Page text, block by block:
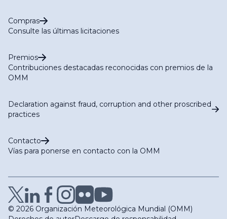
Compras
Consulte las últimas licitaciones
Premios
Contribuciones destacadas reconocidas con premios de la
OMM
Declaration against fraud, corruption and other proscribed
practices
Contacto
Vías para ponerse en contacto con la OMM
© 2026 Organización Meteorológica Mundial (OMM)